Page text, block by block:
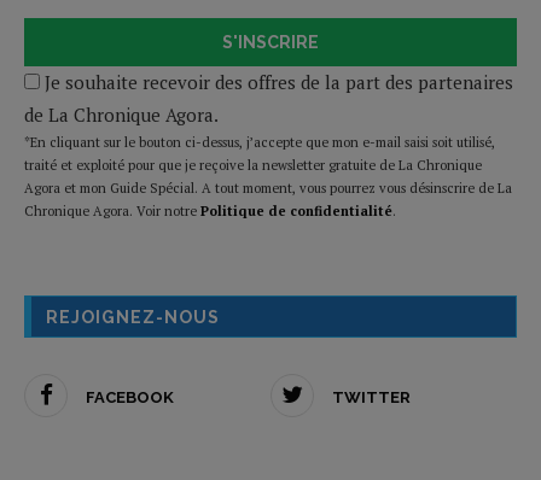
S'INSCRIRE
Je souhaite recevoir des offres de la part des partenaires
de La Chronique Agora.
*En cliquant sur le bouton ci-dessus, j’accepte que mon e-mail saisi soit utilisé,
traité et exploité pour que je reçoive la newsletter gratuite de La Chronique
Agora et mon Guide Spécial. A tout moment, vous pourrez vous désinscrire de La
Chronique Agora. Voir notre Politique de confidentialité.
REJOIGNEZ-NOUS
FACEBOOK TWITTER